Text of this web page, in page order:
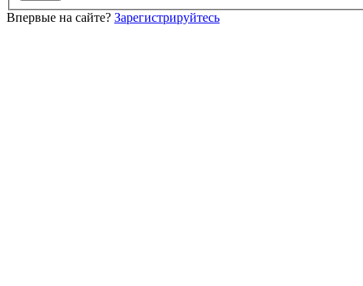
Впервые на сайте? Зарегистрируйтесь